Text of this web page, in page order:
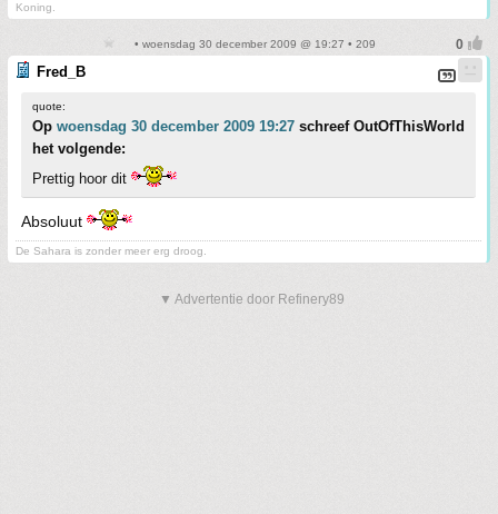
Koning.
• woensdag 30 december 2009 @ 19:27 • 209
Fred_B
quote:
Op woensdag 30 december 2009 19:27 schreef OutOfThisWorld
het volgende:
Prettig hoor dit
Absoluut
De Sahara is zonder meer erg droog.
▼ Advertentie door Refinery89